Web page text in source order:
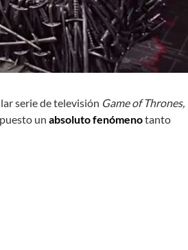
serie de televisión Game of Thrones,
un absoluto fenómenotanto